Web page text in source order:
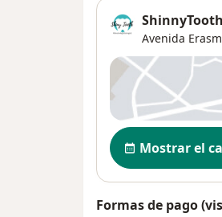
ShinnyTooth
Avenida
Disponibilidad
Mostrar el
Formas de pago